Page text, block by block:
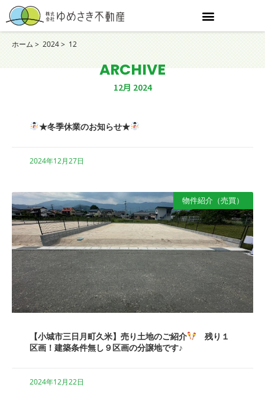
ホーム 2024 12
ARCHIVE
12月 2024
★冬季休業のお知らせ★
2024年12月27日
物件紹介（売買）
【小城市三日月町久米】売り土地のご紹介
残り１
区画！建築条件無し９区画の分譲地です♪
2024年12月22日